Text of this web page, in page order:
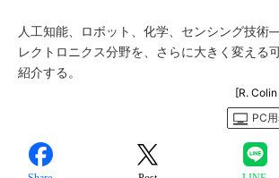
人工知能、ロボット、化学、センシング技
レクトロニクス分野を、さらに大きく変える
紹介する。
[R.
PC